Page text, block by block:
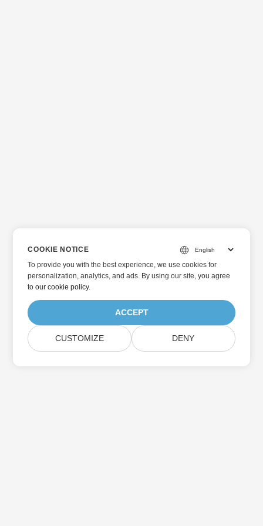
COOKIE NOTICE
To provide you with the best experience, we use cookies for
personalization, analytics, and ads. By using our site, you agree
toour cookie policy.
ACCEPT
CUSTOMIZE DENY